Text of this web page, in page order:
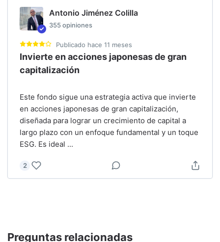
Antonio Jiménez Colilla
355opiniones
Publicado hace 11 meses
Invierte en acciones japonesas de gran
capitalización
Este fondo sigue una estrategia activa que invierte
en acciones japonesas de gran capitalización,
diseñada para lograr un crecimiento de capital a
largo plazo con un enfoque fundamental y un toque
ESG. Es ideal ...
2
Preguntas relacionadas